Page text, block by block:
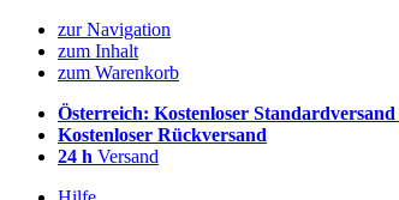
zur Navigation
zum Inhalt
zum Warenkorb
Österreich: Kostenloser Standardversand
Kostenloser Rückversand
24 h Versand